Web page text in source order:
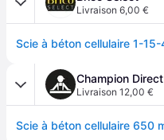
Livraison 6,00 €
Champion Direct
Livraison 12,00 €